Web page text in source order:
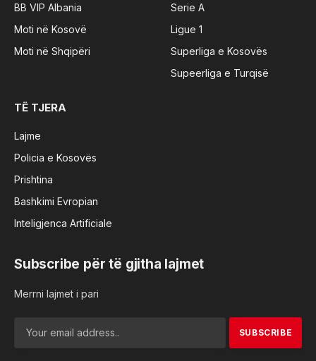
BB VIP Albania
Moti në Kosovë
Moti në Shqipëri
Serie A
Ligue 1
Superliga e Kosovës
Supeerliga e Turqisë
TË TJERA
Lajme
Policia e Kosovës
Prishtina
Bashkimi Evropian
Inteligjenca Artificiale
Subscribe për të gjitha lajmet
Merrni lajmet i pari